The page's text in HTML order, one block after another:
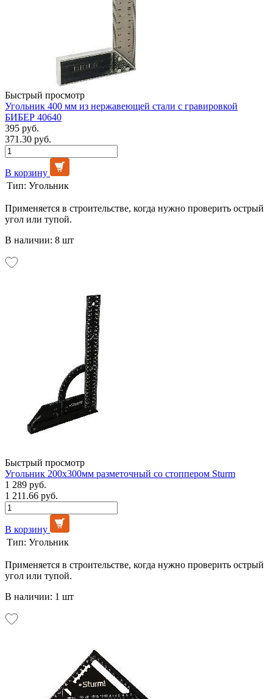
Быстрый просмотр
Угольник 400 мм из нержавеющей стали с гравировкой
БИБЕР 40640
395 руб.
371.30 руб.
В корзину
Тип: Угольник
Применяется в строительстве, когда нужно проверить острый
угол или тупой.
В наличии: 8 шт
Быстрый просмотр
Угольник 200x300мм разметочный со стоппером Sturm
1 289 руб.
1 211.66 руб.
В корзину
Тип: Угольник
Применяется в строительстве, когда нужно проверить острый
угол или тупой.
В наличии: 1 шт